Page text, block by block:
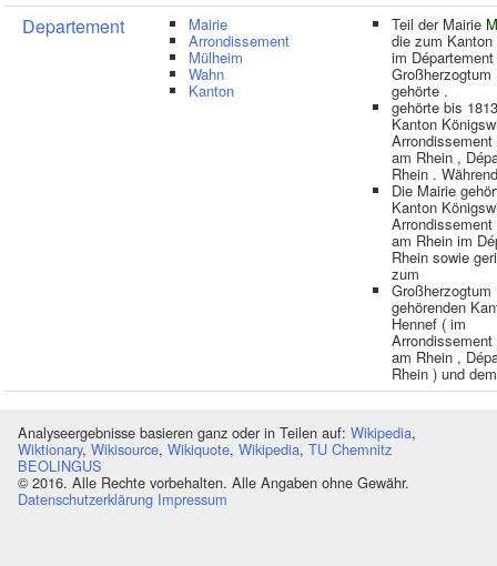
Departement Mairie
Arrondissement
Mülheim
Wahn
Kanton
Teil der Mairie
die zum Kanton
im
Großherzogtum
gehörte .
gehörte bis
Kanton
Arrondissement
am Rhein ,
Rhein .
Die Mairie
Kanton
Arrondissement
am Rhein im
Rhein sowie
zum
Großherzogtum
gehörenden
Hennef ( im
Arrondissement
am Rhein ,
Rhein ) und dem
Analyseergebnisse basieren ganz oder in Teilen auf: Wikipedia,
Wiktionary, Wikisource, Wikiquote, Wikipedia, TU Chemnitz
BEOLINGUS
© 2016. Alle Rechte vorbehalten. Alle Angaben ohne Gewähr.
Datenschutzerklärung Impressum